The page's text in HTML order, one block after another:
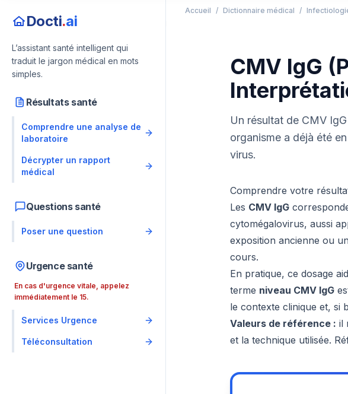
Docti.ai
L’assistant santé intelligent qui
traduit le jargon médical en mots
simples.
Résultats santé
Comprendre une analyse de
laboratoire
Décrypter un rapport
médical
Questions santé
Poser une question
Urgence santé
En cas d'urgence vitale, appelez
immédiatement le 15.
Services Urgence
Téléconsultation
Accueil / Dictionnaire médical /
CMV IgG
Un résultat de CMV
organisme a déjà été
virus.
Comprendre votre
Les CMV IgG
cytomégalovirus, aussi
exposition ancienne ou
cours.
En pratique, ce dosage
terme niveau CMV IgG
le contexte clinique et, si
Valeurs de référence : il
et la technique utilisée.